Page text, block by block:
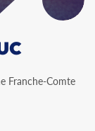
Franche-Comte